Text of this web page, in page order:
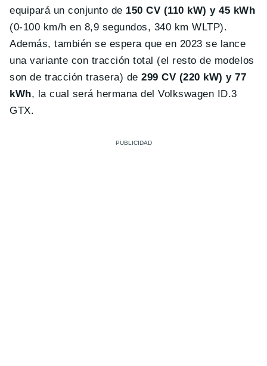
equipará un conjunto de 150 CV (110 kW) y 45 kWh
(0-100 km/h en 8,9 segundos, 340 km WLTP).
Además, también se espera que en 2023 se lance
una variante con tracción total (el resto de modelos
son de tracción trasera) de299 CV (220 kW) y 77
kWh, la cual será hermana del Volkswagen ID.3
GTX.